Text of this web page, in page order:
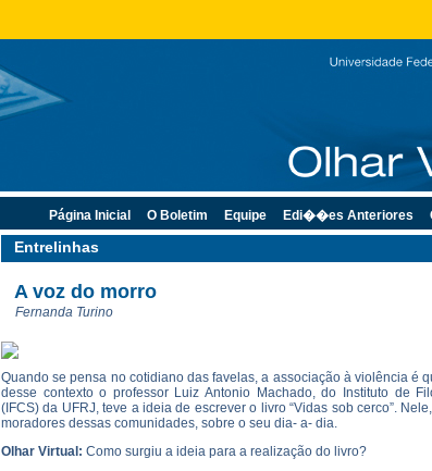
Entrelinhas
A voz do morro
Fernanda Turino
Quando se pensa no cotidiano das favelas, a associação à violência é
desse contexto o professor Luiz Antonio Machado, do Instituto de
(IFCS) da UFRJ, teve a ideia de escrever o livro “Vidas sob cerco”.
moradores dessas comunidades, sobre o seu dia- a- dia.
Olhar Virtual: Como surgiu a ideia para a realização do livro?
Página Inicial O Boletim Equipe Edi��es Anteriores